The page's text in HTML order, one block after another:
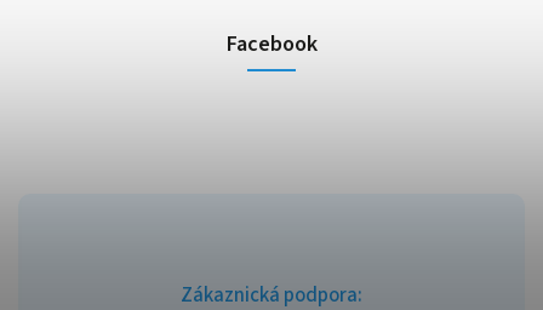
Zákaznická podpora:
Facebook